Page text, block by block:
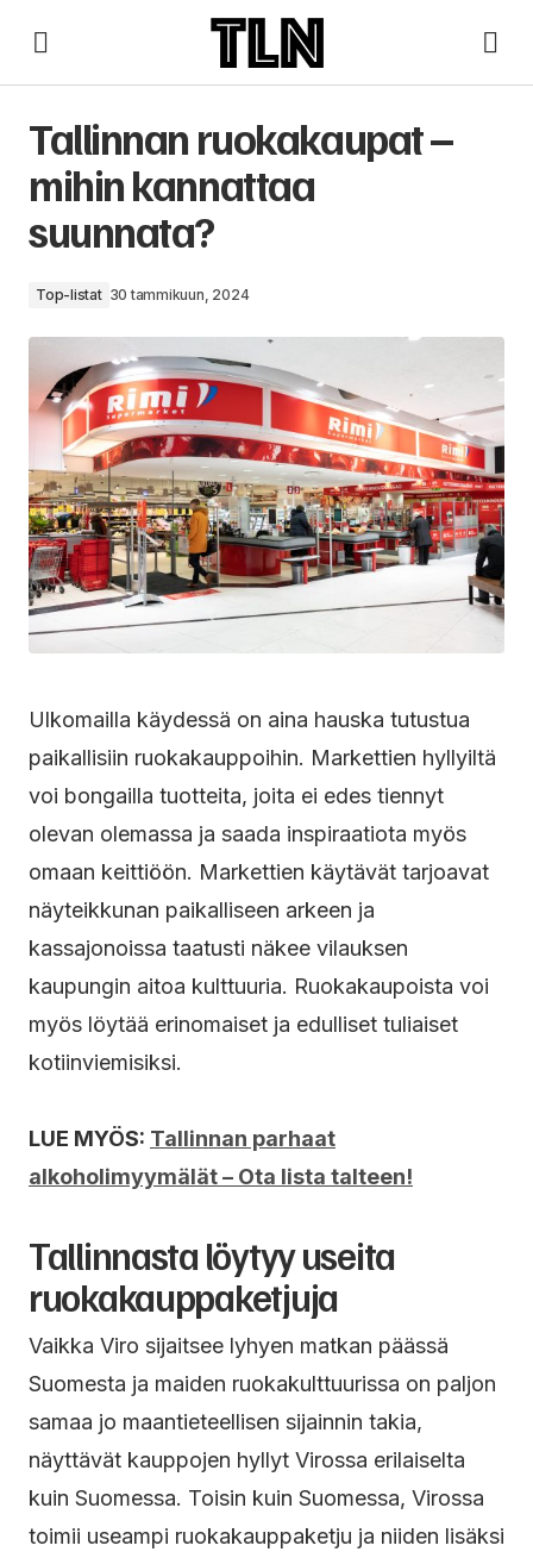
Tallinnan ruokakaupat –
mihin kannattaa
suunnata?
Top-listat 30 tammikuun, 2024
Ulkomailla käydessä on aina hauska tutustua
paikallisiin ruokakauppoihin. Markettien hyllyiltä
voi bongailla tuotteita, joita ei edes tiennyt
olevan olemassa ja saada inspiraatiota myös
omaan keittiöön. Markettien käytävät tarjoavat
näyteikkunan paikalliseen arkeen ja
kassajonoissa taatusti näkee vilauksen
kaupungin aitoa kulttuuria. Ruokakaupoista voi
myös löytää erinomaiset ja edulliset tuliaiset
kotiinviemisiksi.
LUE MYÖS: Tallinnan parhaat
alkoholimyymälät – Ota lista talteen!
Tallinnasta löytyy useita
ruokakauppaketjuja
Vaikka Viro sijaitsee lyhyen matkan päässä
Suomesta ja maiden ruokakulttuurissa on paljon
samaa jo maantieteellisen sijainnin takia,
näyttävät kauppojen hyllyt Virossa erilaiselta
kuin Suomessa. Toisin kuin Suomessa, Virossa
toimii useampi ruokakauppaketju ja niiden lisäksi